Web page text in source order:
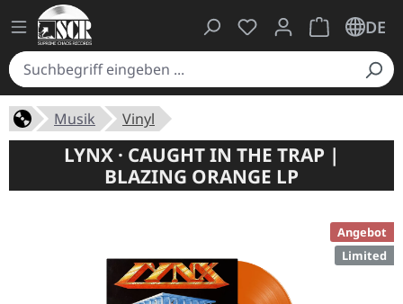
Du hast 0 Produkte
Warenkorb
DE
Musik Vinyl
LYNX · CAUGHT IN THE TRAP |
BLAZING ORANGE LP
Angebot
Limited